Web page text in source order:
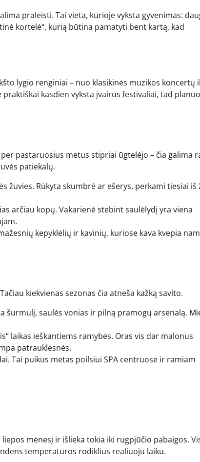
praleisti. Tai vieta, kurioje vyksta gyvenimas:
kortelė“, kurią būtina pamatyti bent kartą, kad
lygio renginiai – nuo klasikinės muzikos koncertų
kasdien vyksta įvairūs festivaliai, tad
pastaruosius metus stipriai ūgtelėjo – čia galima
patiekalų.
žuvies. Rūkyta skumbrė ar ešerys, perkami tiesiai iš
arčiau kopų. Vakarienė stebint saulėlydį yra viena
kepyklėlių ir kavinių, kuriose kava kvepia
kiekvienas sezonas čia atneša kažką savito.
šurmulį, saulės vonias ir pilną pramogų arsenalą.
laikas ieškantiems ramybės. Oras vis dar malonus
patrauklesnės.
Tai puikus metas poilsiui SPA centruose ir ramiam
mėnesį ir išlieka tokia iki rugpjūčio pabaigos.
temperatūros rodiklius realiuoju laiku.